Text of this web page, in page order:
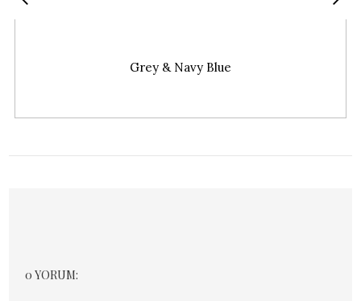
Grey & Navy Blue
0 YORUM: